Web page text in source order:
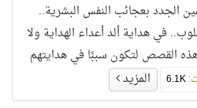
الجدد بعجائب النفس البشرية..
في هداية ألد أعداء الهداية ولا
القصص لتكون سببًا في هدايتهم
المزيد